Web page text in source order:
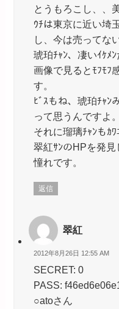
とうもろこし、、
ｳﾁは東京に近い埼
し、今は売ってな
琥珀ﾁｬﾝ、凄いｲｹﾒ
画像で見るとﾓﾌﾓﾌ
す。
ﾋﾞｽもね、琥珀ﾁｬﾝ
って思うんですよ。
それに瑠璃ﾁｬﾝもｶ
翠紅ｻﾝのHPを発
憧れです。
返信
翠紅
2012年8月26日 12:55 AM
SECRET: 0
PASS:
○atoさん